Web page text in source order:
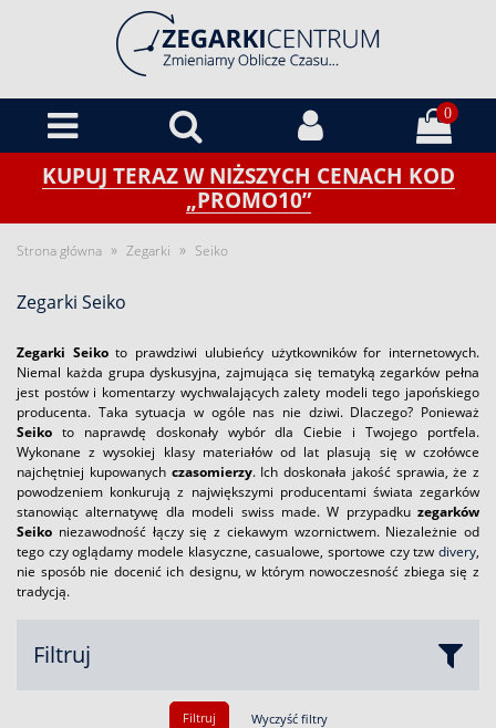
0
KUPUJ TERAZ W NIŻSZYCH CENACH KOD
„PROMO10”
Strona główna » Zegarki » Seiko
Zegarki Seiko
Zegarki Seikoto prawdziwi ulubieńcy użytkowników for internetowych.
Niemal każda grupa dyskusyjna, zajmująca się tematyką zegarków pełna
jest postów i komentarzy wychwalających zalety modeli tego japońskiego
producenta. Taka sytuacja w ogóle nas nie dziwi. Dlaczego? Ponieważ
Seiko to naprawdę doskonały wybór dla Ciebie i Twojego portfela.
Wykonane z wysokiej klasy materiałów od lat plasują się w czołówce
najchętniej kupowanych czasomierzy. Ich doskonała jakość sprawia, że z
powodzeniem konkurują z największymi producentami świata zegarków
stanowiąc alternatywę dla modeli swiss made. W przypadku zegarków
Seiko niezawodność łączy się z ciekawym wzornictwem. Niezależnie od
tego czy oglądamy modele klasyczne, casualowe, sportowe czy tzw divery,
nie sposób nie docenić ich designu, w którym nowoczesność zbiega się z
tradycją.
Filtruj
Filtruj Wyczyść filtry